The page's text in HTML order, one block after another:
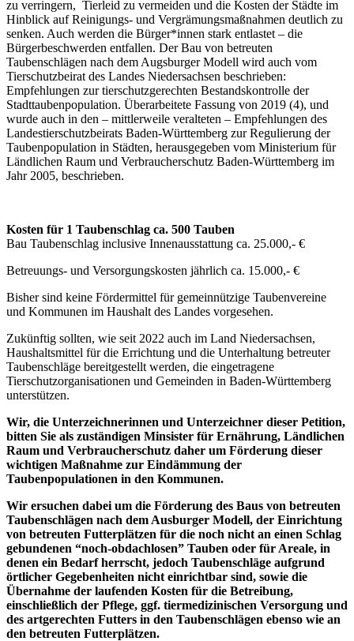
zu verringern, Tierleid zu vermeiden und die Kosten der Städte im
Hinblick auf Reinigungs- und Vergrämungsmaßnahmen deutlich zu
senken. Auch werden die Bürger*innen stark entlastet – die
Bürgerbeschwerden entfallen. Der Bau von betreuten
Taubenschlägen nach dem Augsburger Modell wird auch vom
Tierschutzbeirat des Landes Niedersachsen beschrieben:
Empfehlungen zur tierschutzgerechten Bestandskontrolle der
Stadttaubenpopulation. Überarbeitete Fassung von 2019 (4), und
wurde auch in den – mittlerweile veralteten – Empfehlungen des
Landestierschutzbeirats Baden-Württemberg zur Regulierung der
Taubenpopulation in Städten, herausgegeben vom Ministerium für
Ländlichen Raum und Verbraucherschutz Baden-Württemberg im
Jahr 2005, beschrieben.
Kosten für 1 Taubenschlag ca. 500 Tauben
Bau Taubenschlag inclusive Innenausstattung ca. 25.000,- €
Betreuungs- und Versorgungskosten jährlich ca. 15.000,- €
Bisher sind keine Fördermittel für gemeinnützige Taubenvereine
und Kommunen im Haushalt des Landes vorgesehen.
Zukünftig sollten, wie seit 2022 auch im Land Niedersachsen,
Haushaltsmittel für die Errichtung und die Unterhaltung betreuter
Taubenschläge bereitgestellt werden, die eingetragene
Tierschutzorganisationen und Gemeinden in Baden-Württemberg
unterstützen.
Wir, die Unterzeichnerinnen und Unterzeichner dieser Petition,
bitten Sie als zuständigen Minsister für Ernährung, Ländlichen
Raum und Verbraucherschutz daher um Förderung dieser
wichtigen Maßnahme zur Eindämmung der
Taubenpopulationen in den Kommunen.
Wir ersuchen dabei um die Förderung des Baus von betreuten
Taubenschlägen nach dem Ausburger Modell, der Einrichtung
von betreuten Futterplätzen für die noch nicht an einen Schlag
gebundenen “noch-obdachlosen” Tauben oder für Areale, in
denen ein Bedarf herrscht, jedoch Taubenschläge aufgrund
örtlicher Gegebenheiten nicht einrichtbar sind, sowie die
Übernahme der laufenden Kosten für die Betreibung,
einschließlich der Pflege, ggf. tiermedizinischen Versorgung und
des artgerechten Futters in den Taubenschlägen ebenso wie an
den betreuten Futterplätzen.